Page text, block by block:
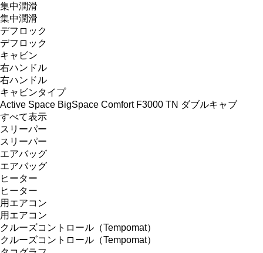
集中潤滑
集中潤滑
デフロック
デフロック
キャビン
右ハンドル
右ハンドル
キャビンタイプ
Active Space BigSpace Comfort F3000 TN ダブルキャブ
すべて表示
スリーパー
スリーパー
エアバッグ
エアバッグ
ヒーター
ヒーター
用エアコン
用エアコン
クルーズコントロール（Tempomat）
クルーズコントロール（Tempomat）